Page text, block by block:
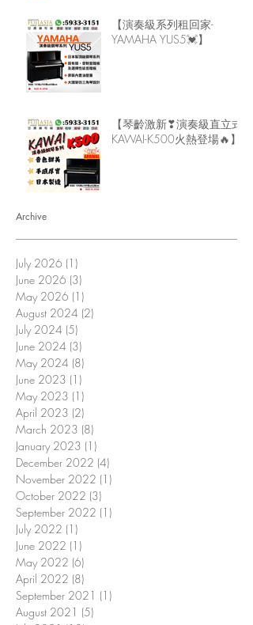
【演奏級系列租回家-
YAMAHA YUS5💓】
【琴齡激新❣演奏級直立式
KAWAI-K500火熱登場🔥】
Archive
July 2026 (1)
June 2026 (3)
May 2026 (1)
August 2024 (2)
July 2024 (5)
June 2024 (3)
May 2024 (8)
June 2023 (1)
May 2023 (1)
April 2023 (2)
March 2023 (8)
January 2023 (1)
December 2022 (4)
November 2022 (1)
October 2022 (3)
September 2022 (1)
July 2022 (1)
June 2022 (1)
May 2022 (6)
April 2022 (8)
September 2021 (1)
August 2021 (5)